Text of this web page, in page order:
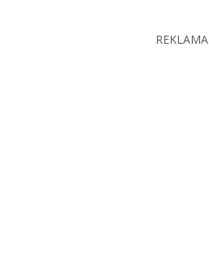
REKLAMA